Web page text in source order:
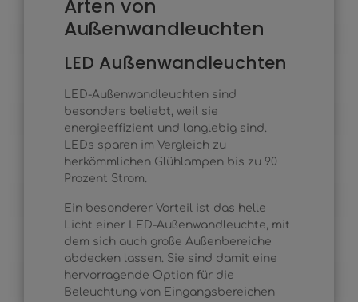
Arten von
Außenwandleuchten
LED Außenwandleuchten
LED-Außenwandleuchten sind
besonders beliebt, weil sie
energieeffizient und langlebig sind.
LEDs sparen im Vergleich zu
herkömmlichen Glühlampen bis zu 90
Prozent Strom.
Ein besonderer Vorteil ist das helle
Licht einer LED-Außenwandleuchte, mit
dem sich auch große Außenbereiche
abdecken lassen. Sie sind damit eine
hervorragende Option für die
Beleuchtung von Eingangsbereichen